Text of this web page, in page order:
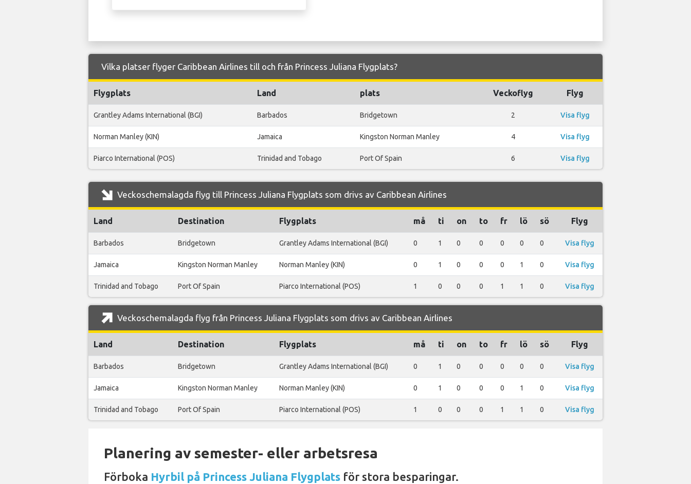
Vilka platser flyger Caribbean Airlines till och från Princess Juliana Flygplats?
Flygplats Land plats Veckoflyg Flyg
Grantley Adams International (BGI) Barbados Bridgetown 2 Visa flyg
Norman Manley (KIN) Jamaica Kingston Norman Manley 4 Visa flyg
Piarco International (POS) Trinidad and Tobago Port Of Spain 6 Visa flyg
Veckoschemalagda flyg till Princess Juliana Flygplats som drivs av Caribbean Airlines
Land Destination Flygplats må ti on to fr lö sö Flyg
Barbados Bridgetown Grantley Adams International (BGI) 0 1 0 0 0 0 0 Visa flyg
Jamaica Kingston Norman Manley Norman Manley (KIN) 0 1 0 0 0 1 0 Visa flyg
Trinidad and Tobago Port Of Spain Piarco International (POS) 1 0 0 0 1 1 0 Visa flyg
Veckoschemalagda flyg från Princess Juliana Flygplats som drivs av Caribbean Airlines
Land Destination Flygplats må ti on to fr lö sö Flyg
Barbados Bridgetown Grantley Adams International (BGI) 0 1 0 0 0 0 0 Visa flyg
Jamaica Kingston Norman Manley Norman Manley (KIN) 0 1 0 0 0 1 0 Visa flyg
Trinidad and Tobago Port Of Spain Piarco International (POS) 1 0 0 0 1 1 0 Visa flyg
Planering av semester- eller arbetsresa
Förboka Hyrbil på Princess Juliana Flygplats för stora besparingar.